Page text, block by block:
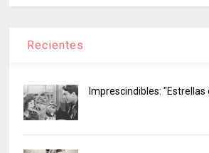
Recientes
Imprescindibles: